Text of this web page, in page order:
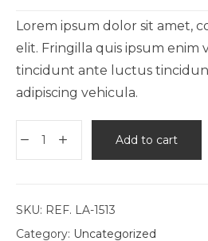
Lorem ipsum dolor sit amet,
elit. Fringilla quis ipsum enim
tincidunt ante luctus
adipiscing vehicula.
Add to cart
SKU: REF. LA-1513
Category: Uncategorized